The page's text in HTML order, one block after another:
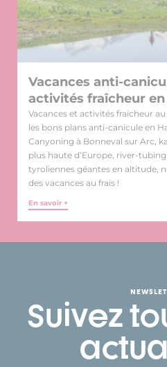
Vacances anti-
activités fraîcheur
Vacances et activités fraicheur
les bons plans anti-canicule en
Canyoning à Bonneval sur Arc,
plus haute d’Europe, river-
tyroliennes géantes en altitude,
des vacances au frais !
En savoir +
Suivez